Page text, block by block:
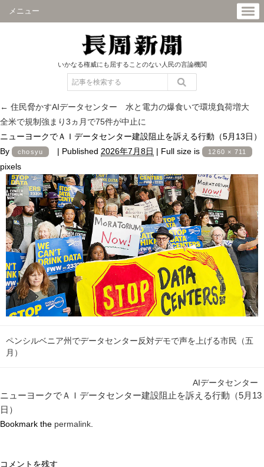
メニュー
いかなる権威にも屈することのない人民の言論機関
← 住民脅かすAIデータセンター 水と電力の爆食いで環境負荷増大
全米で規制強まり3ヵ月で75件が中止に
ニューヨークでＡＩデータセンター建設阻止を訴える行動（5月13日）
By
chosyu | Published 2026年7月8日 | Full size is 1260 × 711
pixels
ペンシルベニア州でデータセンター反対デモで声を上げる市民（五
月）
AIデータセンター
ニューヨークでＡＩデータセンター建設阻止を訴える行動（5月13
日）
Bookmark the permalink.
コメントを残す